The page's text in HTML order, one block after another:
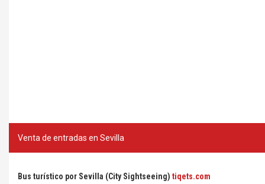
Venta de entradas en Sevilla
Bus turístico por Sevilla (City Sightseeing) tiqets.com